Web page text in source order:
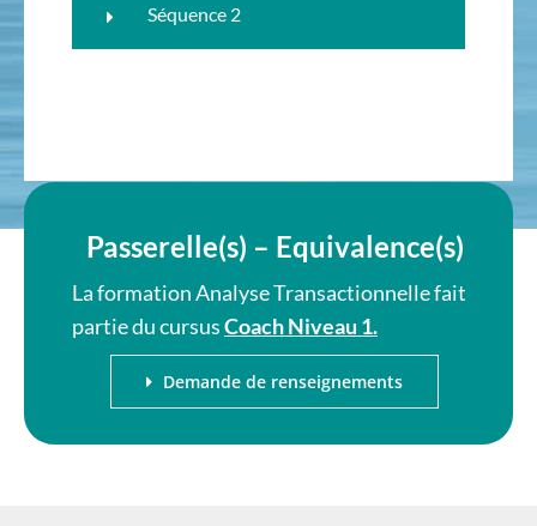
Séquence 2
Passerelle(s) – Equivalence(s)
La formation Analyse Transactionnelle fait
partie du cursusCoach Niveau 1.
Demande de renseignements